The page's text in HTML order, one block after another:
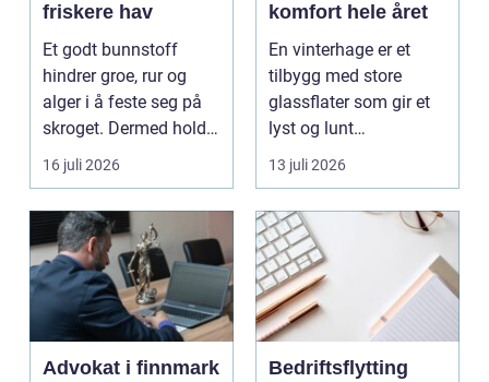
friskere hav
Et godt bunnstoff
hindrer groe, rur og
alger i å feste seg på
skroget. Dermed holder
båten bedre far...
16 juli 2026
komfort hele året
En vinterhage er et
tilbygg med store
glassflater som gir et
lyst og lunt
oppholdsrom nær
hagen, ogs...
13 juli 2026
Advokat i finnmark
Bedriftsflytting